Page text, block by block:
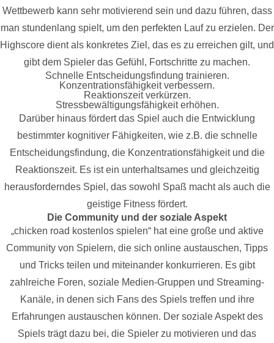
Wettbewerb kann sehr motivierend sein und dazu führen, dass
man stundenlang spielt, um den perfekten Lauf zu erzielen. Der
Highscore dient als konkretes Ziel, das es zu erreichen gilt, und
gibt dem Spieler das Gefühl, Fortschritte zu machen.
Schnelle Entscheidungsfindung trainieren.
Konzentrationsfähigkeit verbessern.
Reaktionszeit verkürzen.
Stressbewältigungsfähigkeit erhöhen.
Darüber hinaus fördert das Spiel auch die Entwicklung
bestimmter kognitiver Fähigkeiten, wie z.B. die schnelle
Entscheidungsfindung, die Konzentrationsfähigkeit und die
Reaktionszeit. Es ist ein unterhaltsames und gleichzeitig
herausforderndes Spiel, das sowohl Spaß macht als auch die
geistige Fitness fördert.
Die Community und der soziale Aspekt
„chicken road kostenlos spielen“ hat eine große und aktive
Community von Spielern, die sich online austauschen, Tipps
und Tricks teilen und miteinander konkurrieren. Es gibt
zahlreiche Foren, soziale Medien-Gruppen und Streaming-
Kanäle, in denen sich Fans des Spiels treffen und ihre
Erfahrungen austauschen können. Der soziale Aspekt des
Spiels trägt dazu bei, die Spieler zu motivieren und das